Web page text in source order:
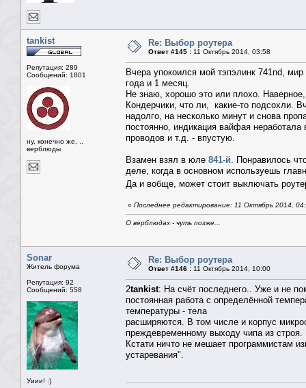
tankist
Репутация: 289
Сообщений: 1801
ну, конечно же, ..
верблюды
Re: Выбор роутера
Ответ #145 : 11 Октябрь 2014, 03:58
Вчера упокоился мой тэпэлинк 741nd,
года и 1 месяц.
Не знаю, хорошо это или плохо.
Кондерчики, что ли, какие-то подсохли.
надолго, на несколько минут и снова
постоянно, индикация вайфая
проводов и т.д. - впустую.
Взамен взял в юле 841-й. Понравилось
деле, когда в основном используешь
Да и вобще, может стоит выключать
« Последнее редактирование: 11 Октябрь 2014,
О верблюдах - чуть позже...
Sonar
Житель форума
Репутация: 92
Сообщений: 558
Уиии! :)
Re: Выбор роутера
Ответ #146 : 11 Октябрь 2014, 10:00
2tankist: На счёт последнего.. Уже и не
постоянная работа с определённой
температуры - тела
расширяются. В том числе и корпус
преждевременному выходу чипа из
Кстати ничто не мешает программистам
устаревания".